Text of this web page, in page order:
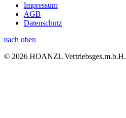
Impressum
AGB
Datenschutz
nach oben
© 2026 HOANZL Vertriebsges.m.b.H.